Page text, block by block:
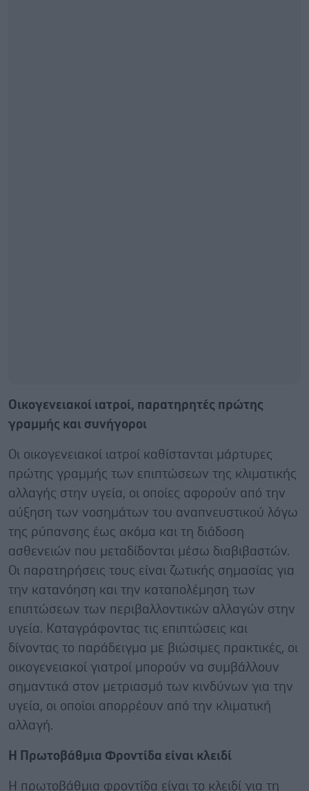
Οικογενειακοί ιατροί, παρατηρητές πρώτης
γραμμής και συνήγοροι
Οι οικογενειακοί ιατροί καθίστανται μάρτυρες
πρώτης γραμμής των επιπτώσεων της κλιματικής
αλλαγής στην υγεία, οι οποίες αφορούν από την
αύξηση των νοσημάτων του αναπνευστικού λόγω
της ρύπανσης έως ακόμα και τη διάδοση
ασθενειών που μεταδίδονται μέσω διαβιβαστών.
Οι παρατηρήσεις τους είναι ζωτικής σημασίας για
την κατανόηση και την καταπολέμηση των
επιπτώσεων των περιβαλλοντικών αλλαγών στην
υγεία. Καταγράφοντας τις επιπτώσεις και
δίνοντας το παράδειγμα με βιώσιμες πρακτικές, οι
οικογενειακοί γιατροί μπορούν να συμβάλλουν
σημαντικά στον μετριασμό των κινδύνων για την
υγεία, οι οποίοι απορρέουν από την κλιματική
αλλαγή.
Η Πρωτοβάθμια Φροντίδα είναι κλειδί
Η πρωτοβάθμια φροντίδα είναι το κλειδί για τη